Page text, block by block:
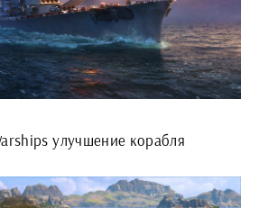
улучшение корабля